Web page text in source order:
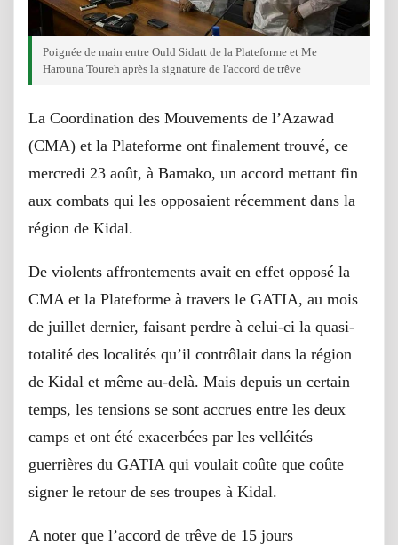
Poignée de main entre Ould Sidatt de la Plateforme et Me
Harouna Toureh après la signature de l'accord de trêve
La Coordination des Mouvements de l’Azawad
(CMA) et la Plateforme ont finalement trouvé, ce
mercredi 23 août, à Bamako, un accord mettant fin
aux combats qui les opposaient récemment dans la
région de Kidal.
De violents affrontements avait en effet opposé la
CMA et la Plateforme à travers le GATIA, au mois
de juillet dernier, faisant perdre à celui-ci la quasi-
totalité des localités qu’il contrôlait dans la région
de Kidal et même au-delà. Mais depuis un certain
temps, les tensions se sont accrues entre les deux
camps et ont été exacerbées par les velléités
guerrières du GATIA qui voulait coûte que coûte
signer le retour de ses troupes à Kidal.
A noter que l’accord de trêve de 15 jours